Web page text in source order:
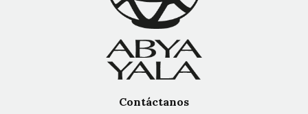
Contáctanos